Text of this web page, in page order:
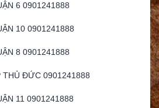
6 0901241888
10 0901241888
8 0901241888
THỦ ĐỨC 0901241888
11 0901241888